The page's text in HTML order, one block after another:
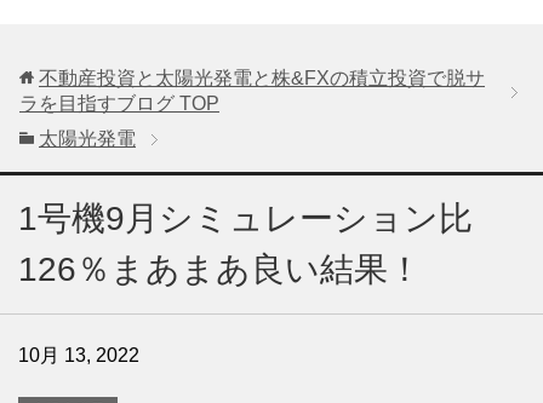
不動産投資と太陽光発電と株&FXの積立投資で脱サ
ラを目指すブログ TOP
太陽光発電
1号機9月シミュレーション比
126％まあまあ良い結果！
10月 13, 2022